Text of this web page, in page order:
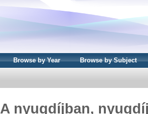
Browse by Year Browse by Subject
A nyugdíjban,